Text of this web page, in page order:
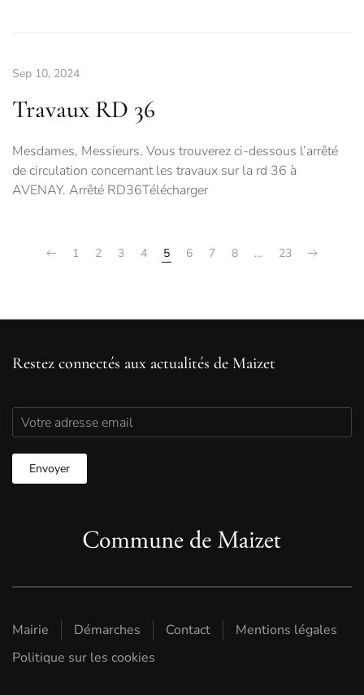
Sep 10, 2024
Travaux RD 36
Mesdames, Messieurs, Vous trouverez ci-dessous l’arrêté
de circulation concernant les travaux sur la rd 36 à
AVENAY. Arrêté RD36Télécharger
1 2 3 4 5 6 7 8 … 23
Restez connectés aux actualités de Maizet
Mairie Démarches Contact
Mentions légales
Politique sur les cookies